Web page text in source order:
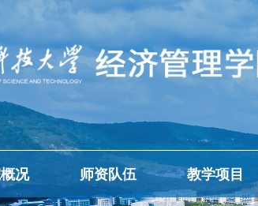
况 师资队伍 教学项目